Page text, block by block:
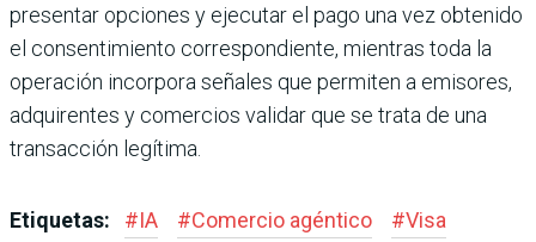
presentar opciones y ejecutar el pago una vez obtenido
el consentimiento correspondiente, mientras toda la
operación incorpora señales que permiten a emisores,
adquirentes y comercios validar que se trata de una
transacción legítima.
Etiquetas: #IA #Comercio agéntico #Visa